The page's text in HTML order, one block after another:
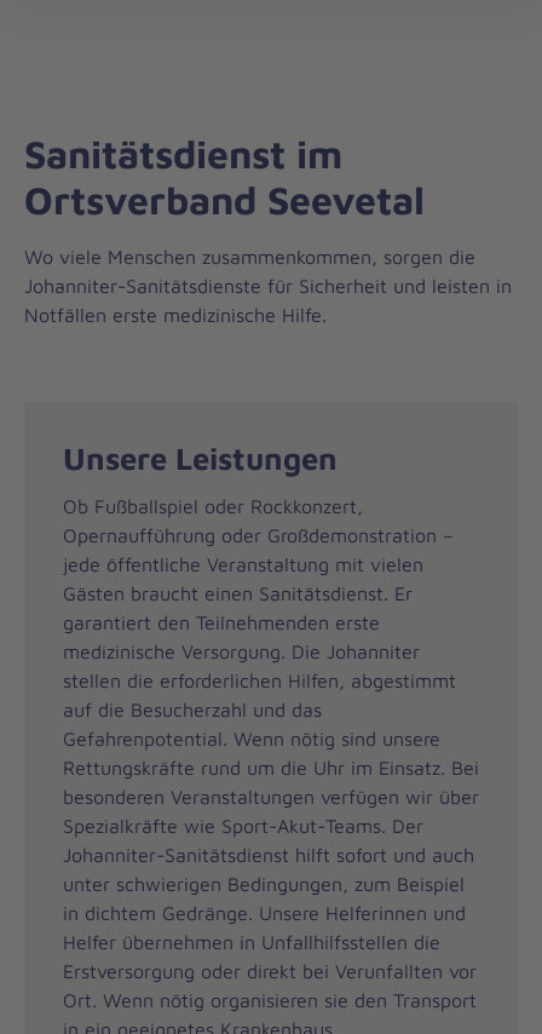
Sanitätsdienst im
Ortsverband Seevetal
Wo viele Menschen zusammenkommen, sorgen die
Johanniter-Sanitätsdienste für Sicherheit und leisten in
Notfällen erste medizinische Hilfe.
Unsere Leistungen
Ob Fußballspiel oder Rockkonzert,
Opernaufführung oder Großdemonstration –
jede öffentliche Veranstaltung mit vielen
Gästen braucht einen Sanitätsdienst. Er
garantiert den Teilnehmenden erste
medizinische Versorgung. Die Johanniter
stellen die erforderlichen Hilfen, abgestimmt
auf die Besucherzahl und das
Gefahrenpotential. Wenn nötig sind unsere
Rettungskräfte rund um die Uhr im Einsatz. Bei
besonderen Veranstaltungen verfügen wir über
Spezialkräfte wie Sport-Akut-Teams. Der
Johanniter-Sanitätsdienst hilft sofort und auch
unter schwierigen Bedingungen, zum Beispiel
in dichtem Gedränge. Unsere Helferinnen und
Helfer übernehmen in Unfallhilfsstellen die
Erstversorgung oder direkt bei Verunfallten vor
Ort. Wenn nötig organisieren sie den Transport
in ein geeignetes Krankenhaus.